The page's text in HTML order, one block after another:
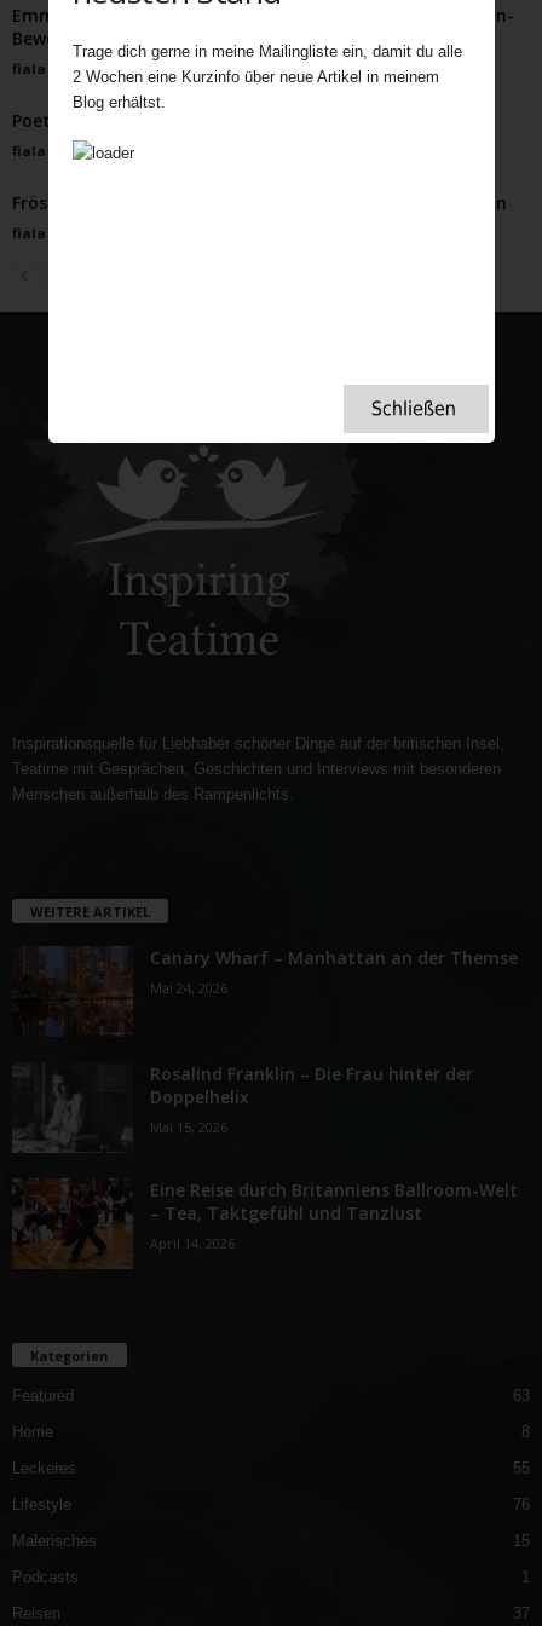
Emmeline Pankhurst: Pionierin der britischen Suffragetten-
Bewegung
fiala Mai 20, 2024
Poetry Corner
fiala Januar 16, 2024
Frösteln auf der Themse: Frostmärkte und eisiges Treiben
fiala
Inspirationsquelle für Liebhaber schöner Dinge auf der britischen Insel,
Teatime mit Gesprächen, Geschichten und Interviews mit besonderen
Menschen außerhalb des Rampenlichts.
WEITERE ARTIKEL
Canary Wharf – Manhattan an der Themse
Mai 24, 2026
Rosalind Franklin – Die Frau hinter der
Doppelhelix
Mai 15, 2026
Eine Reise durch Britanniens Ballroom-Welt
– Tea, Taktgefühl und Tanzlust
April 14, 2026
Kategorien
Featured
63
Home
8
Leckeres
55
Lifestyle
76
Malerisches
15
Podcasts
1
Reisen
37
Trage dich gerne in meine Mailingliste ein, damit du alle
2 Wochen eine Kurzinfo über neue Artikel in meinem
Blog erhältst.